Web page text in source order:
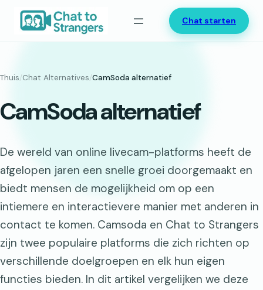
Chat starten
Thuis/Chat Alternatives/CamSoda alternatief
CamSoda alternatief
De wereld van online livecam-platforms heeft de
afgelopen jaren een snelle groei doorgemaakt en
biedt mensen de mogelijkheid om op een
intiemere en interactievere manier met anderen in
contact te komen. Camsoda en Chat to Strangers
zijn twee populaire platforms die zich richten op
verschillende doelgroepen en elk hun eigen
functies bieden. In dit artikel vergelijken we deze